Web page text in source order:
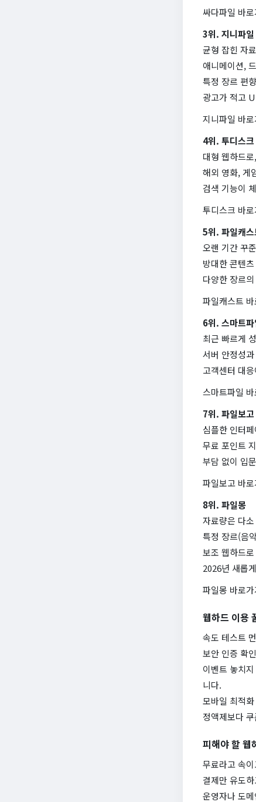
싸다파일 바로
3위. 지니파일
균형 잡힌 자
애니메이션,
특정 장르 편
광고가 적고
지니파일 바로
4위. 투디스크
대형 웹하드
해외 영화, 게
검색 기능이
투디스크 바로
5위. 파일캐스
오랜 기간 꾸
방대한 콘텐
다양한 장르
파일캐스트 바
6위. 스마트파
최근 빠르게
서버 안정성
고객센터 대
스마트파일 바
7위. 파일보고
심플한 인터
무료 포인트
부담 없이 입
파일보고 바로
8위. 파일몽
자료량은 다
특정 장르(음
보조 웹하드
2026년 새롭
파일몽 바로가
웹하드 이용
속도 테스트
보안 인증 확
이벤트 놓치
니다.
모바일 최적
정액제보다
피해야 할 웹
무료라고 속
결제만 유도
운영자나 도